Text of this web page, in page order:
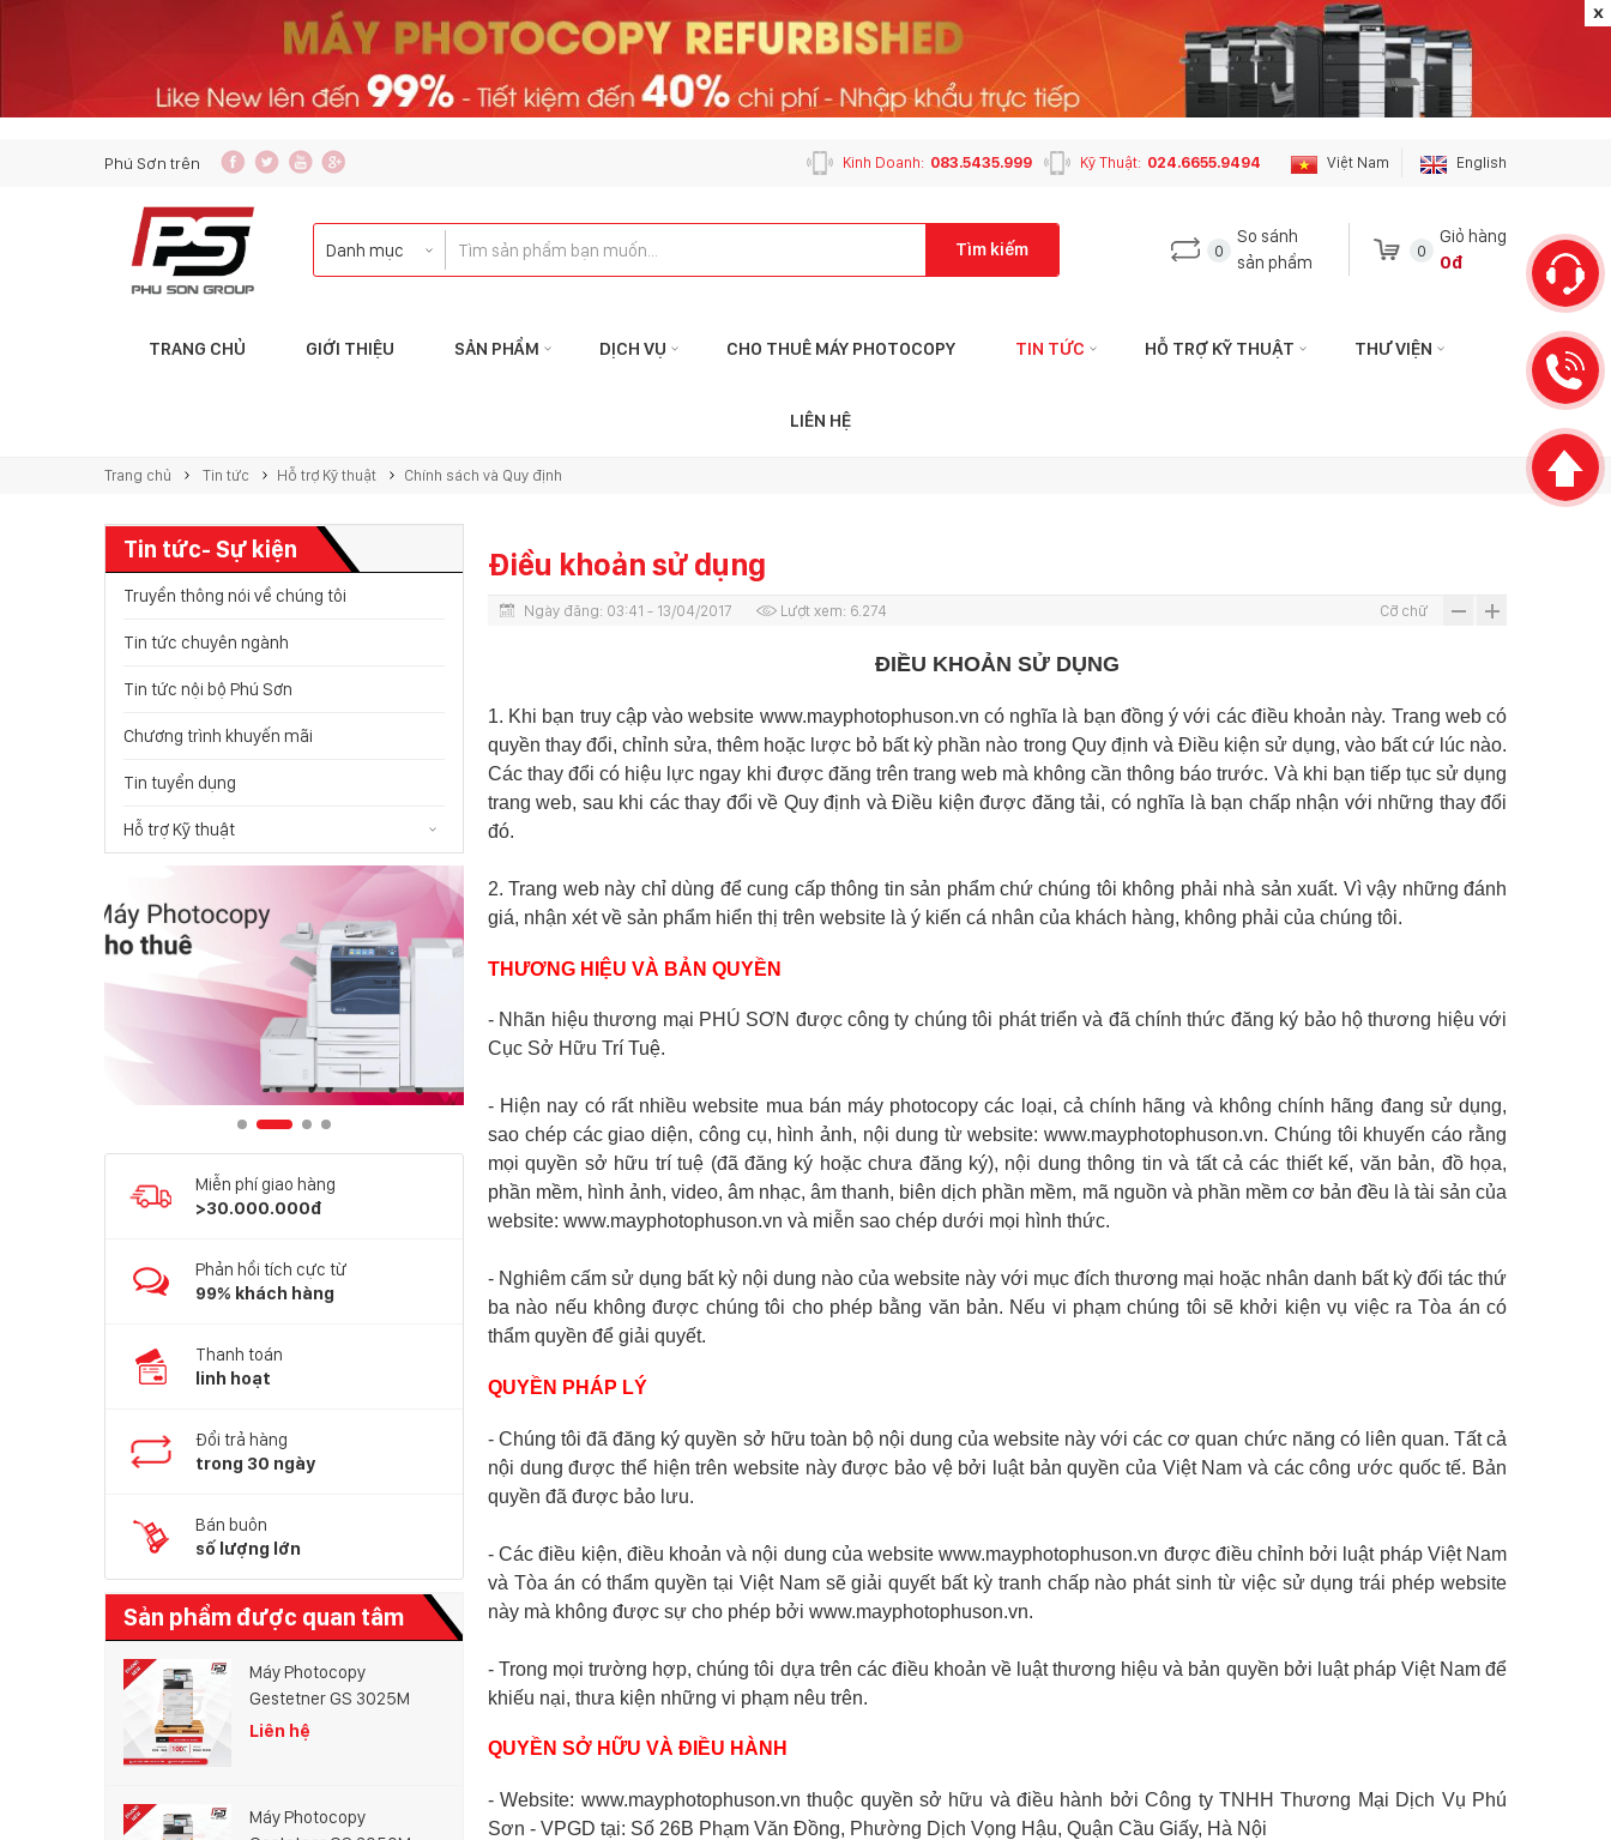
Phú Sơn trên Việt Nam English
Kỹ Thuật: 024.6655.9494
Kinh Doanh: 083.5435.999
Tìm kiếm 0
So sánh
sản phẩm
0
Giỏ hàng
0đ
TRANG CHỦ GIỚI THIỆU SẢN PHẨM DỊCH VỤ CHO THUÊ MÁY PHOTOCOPY TIN TỨC HỖ TRỢ KỸ THUẬT THƯ VIỆN
LIÊN HỆ
Trang chủ Tin tức Hỗ trợ Kỹ thuật Chính sách và Quy định
Tin tức- Sự kiện
Truyền thông nói về chúng tôi
Tin tức chuyên ngành
Tin tức nội bộ Phú Sơn
Chương trình khuyến mãi
Tin tuyển dụng
Hỗ trợ Kỹ thuật
Miễn phí giao hàng
>30.000.000đ
Phản hồi tích cực từ
99% khách hàng
Thanh toán
linh hoạt
Đổi trả hàng
trong 30 ngày
Bán buôn
số lượng lớn
Sản phẩm được quan tâm
Máy Photocopy
Gestetner GS 3025M
Liên hệ
Máy Photocopy
Điều khoản sử dụng
Ngày đăng: 03:41 - 13/04/2017 Lượt xem: 6.274 Cỡ chữ
ĐIỀU KHOẢN SỬ DỤNG
1. Khi bạn truy cập vào website www.mayphotophuson.vn có nghĩa là bạn đồng ý với các điều khoản này. Trang web có
quyền thay đổi, chỉnh sửa, thêm hoặc lược bỏ bất kỳ phần nào trong Quy định và Điều kiện sử dụng, vào bất cứ lúc nào.
Các thay đổi có hiệu lực ngay khi được đăng trên trang web mà không cần thông báo trước. Và khi bạn tiếp tục sử dụng
trang web, sau khi các thay đổi về Quy định và Điều kiện được đăng tải, có nghĩa là bạn chấp nhận với những thay đổi
đó.
2. Trang web này chỉ dùng để cung cấp thông tin sản phẩm chứ chúng tôi không phải nhà sản xuất. Vì vậy những đánh
giá, nhận xét về sản phẩm hiển thị trên website là ý kiến cá nhân của khách hàng, không phải của chúng tôi.
THƯƠNG HIỆU VÀ BẢN QUYỀN
- Nhãn hiệu thương mại PHÚ SƠN được công ty chúng tôi phát triển và đã chính thức đăng ký bảo hộ thương hiệu với
Cục Sở Hữu Trí Tuệ.
- Hiện nay có rất nhiều website mua bán máy photocopy các loại, cả chính hãng và không chính hãng đang sử dụng,
sao chép các giao diện, công cụ, hình ảnh, nội dung từ website: www.mayphotophuson.vn. Chúng tôi khuyến cáo rằng
mọi quyền sở hữu trí tuệ (đã đăng ký hoặc chưa đăng ký), nội dung thông tin và tất cả các thiết kế, văn bản, đồ họa,
phần mềm, hình ảnh, video, âm nhạc, âm thanh, biên dịch phần mềm, mã nguồn và phần mềm cơ bản đều là tài sản của
website: www.mayphotophuson.vn và miễn sao chép dưới mọi hình thức.
- Nghiêm cấm sử dụng bất kỳ nội dung nào của website này với mục đích thương mại hoặc nhân danh bất kỳ đối tác thứ
ba nào nếu không được chúng tôi cho phép bằng văn bản. Nếu vi phạm chúng tôi sẽ khởi kiện vụ việc ra Tòa án có
thẩm quyền để giải quyết.
QUYỀN PHÁP LÝ
- Chúng tôi đã đăng ký quyền sở hữu toàn bộ nội dung của website này với các cơ quan chức năng có liên quan. Tất cả
nội dung được thể hiện trên website này được bảo vệ bởi luật bản quyền của Việt Nam và các công ước quốc tế. Bản
quyền đã được bảo lưu.
- Các điều kiện, điều khoản và nội dung của website www.mayphotophuson.vn được điều chỉnh bởi luật pháp Việt Nam
và Tòa án có thẩm quyền tại Việt Nam sẽ giải quyết bất kỳ tranh chấp nào phát sinh từ việc sử dụng trái phép website
này mà không được sự cho phép bởi www.mayphotophuson.vn.
- Trong mọi trường hợp, chúng tôi dựa trên các điều khoản về luật thương hiệu và bản quyền bởi luật pháp Việt Nam để
khiếu nại, thưa kiện những vi phạm nêu trên.
QUYỀN SỞ HỮU VÀ ĐIỀU HÀNH
- Website: www.mayphotophuson.vn thuộc quyền sở hữu và điều hành bởi Công ty TNHH Thương Mại Dịch Vụ Phú
Sơn - VPGD tại: Số 26B Phạm Văn Đồng, Phường Dịch Vọng Hậu, Quận Cầu Giấy, Hà Nội
KINH DOANH
083.5435.999
hotro.copierphuson@gmail.com